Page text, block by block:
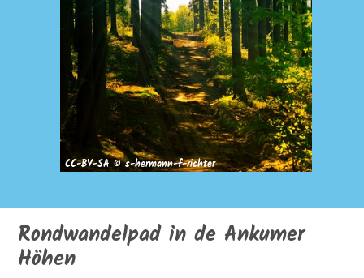
CC-BY-SA © s-hermann-f-richter
Rondwandelpad in de Ankumer
Höhen